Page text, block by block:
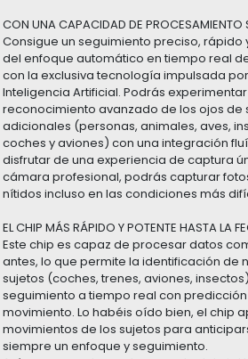
CON UNA CAPACIDAD DE PROCESAMIENTO
Consigue un seguimiento preciso, rápido
del enfoque automático en tiempo real
con la exclusiva tecnología impulsada
Inteligencia Artificial. Podrás
reconocimiento avanzado de los ojos de
adicionales (personas, animales, aves,
coches y aviones) con una integración
disfrutar de una experiencia de captura
cámara profesional, podrás capturar
nítidos incluso en las condiciones más
EL CHIP MÁS RÁPIDO Y POTENTE HASTA LA
Este chip es capaz de procesar datos
antes, lo que permite la identificación de
sujetos (coches, trenes, aviones,
seguimiento a tiempo real con
movimiento. Lo habéis oído bien, el chip
movimientos de los sujetos para
siempre un enfoque y seguimiento.